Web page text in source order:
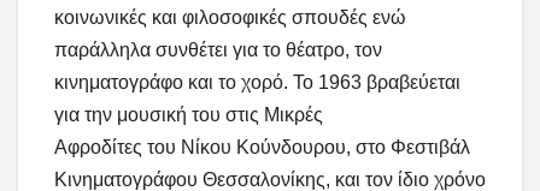
κοινωνικές και φιλοσοφικές σπουδές ενώ
παράλληλα συνθέτει για το θέατρο, τον
κινηματογράφο και το χορό. Το 1963 βραβεύεται
για την μουσική του στις Μικρές
Αφροδίτες του Νίκου Κούνδουρου, στο Φεστιβάλ
Κινηματογράφου Θεσσαλονίκης, και τον ίδιο χρόνο